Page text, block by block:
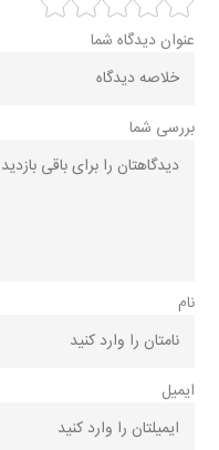
عنوان دیدگاه شما
بررسی شما
نام
ایمیل